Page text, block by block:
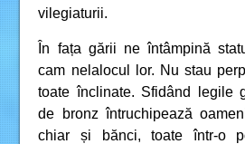
vilegiaturii.
În fața gării ne întâmpină
cam nelalocul lor. Nu stau
toate înclinate. Sfidând legile
de bronz întruchipează
chiar și bănci, toate într-o